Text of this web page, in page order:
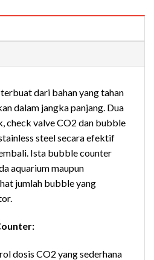
terbuat dari bahan yang tahan
dalam jangka panjang. Dua
check valve CO2 dan bubble
steel secara efektif
Ista bubble counter
aquarium maupun
jumlah bubble yang
dosis CO2 yang sederhana